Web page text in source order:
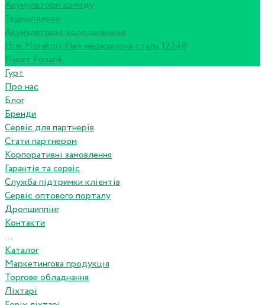
Акумулятори холоду
Термопляшки
Акумуляторні холодильники
Ніж Morakniv Flex нержавіюча сталь 12248
Пакет Fonarik
Гурт
Про нас
Блог
Бренди
Сервіс для партнерів
Стати партнером
Корпоративні замовлення
Гарантія та сервіс
Служба підтримки клієнтів
Сервіс оптового порталу
Дропшиппінг
Контакти
...
Каталог
Маркетингова продукція
Торгове обладнання
Ліхтарі